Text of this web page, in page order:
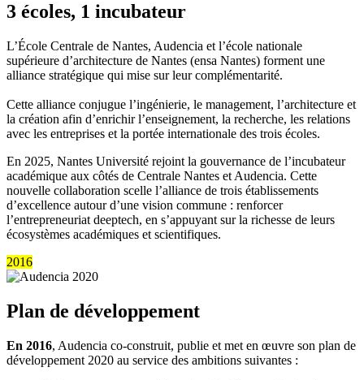
3 écoles, 1 incubateur
L’École Centrale de Nantes, Audencia et l’école nationale
supérieure d’architecture de Nantes (ensa Nantes) forment une
alliance stratégique qui mise sur leur complémentarité.
Cette alliance conjugue l’ingénierie, le management, l’architecture et
la création afin d’enrichir l’enseignement, la recherche, les relations
avec les entreprises et la portée internationale des trois écoles.
En 2025, Nantes Université rejoint la gouvernance de l’incubateur
académique aux côtés de Centrale Nantes et Audencia. Cette
nouvelle collaboration scelle l’alliance de trois établissements
d’excellence autour d’une vision commune : renforcer
l’entrepreneuriat deeptech, en s’appuyant sur la richesse de leurs
écosystèmes académiques et scientifiques.
2016
Plan de développement
En 2016, Audencia co-construit, publie et met en œuvre son plan de
développement 2020 au service des ambitions suivantes :